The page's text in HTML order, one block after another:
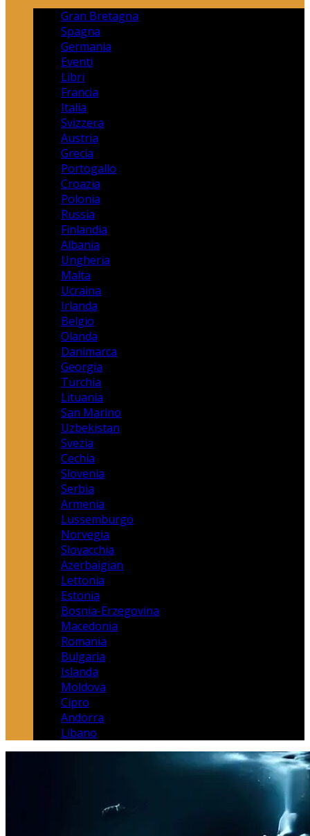
Gran Bretagna
Spagna
Germania
Eventi
Libri
Francia
Italia
Svizzera
Austria
Grecia
Portogallo
Croazia
Polonia
Russia
Finlandia
Albania
Ungheria
Malta
Ucraina
Irlanda
Belgio
Olanda
Danimarca
Georgia
Turchia
Lituania
San Marino
Uzbekistan
Svezia
Cechia
Slovenia
Serbia
Armenia
Lussemburgo
Norvegia
Slovacchia
Azerbaigian
Lettonia
Estonia
Bosnia-Erzegovina
Macedonia
Romania
Bulgaria
Islanda
Moldova
Cipro
Andorra
Libano